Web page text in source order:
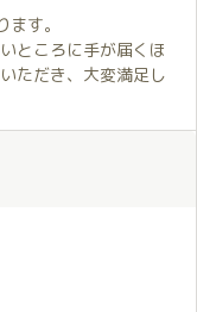
す。
ところに手が届くほ
ただき、大変満足し
これがまた、ショー
で、22歳の女性には
で「運動部の女子高
いに惚れてしまいま